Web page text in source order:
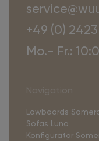
+49 (0)
Mo.- Fr.:
Lowboards
Sofas Luno
Konfigurator